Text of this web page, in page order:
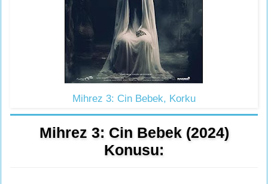
Mihrez 3: Cin Bebek, Korku
Mihrez 3: Cin Bebek (2024)
Konusu: